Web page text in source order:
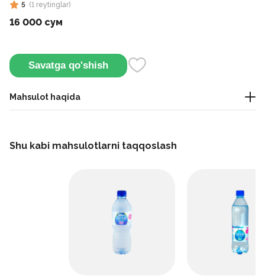
5 (1 reytinglar)
16 000 сум
Savatga qo'shish
Mahsulot haqida
Shu kabi mahsulotlarni taqqoslash